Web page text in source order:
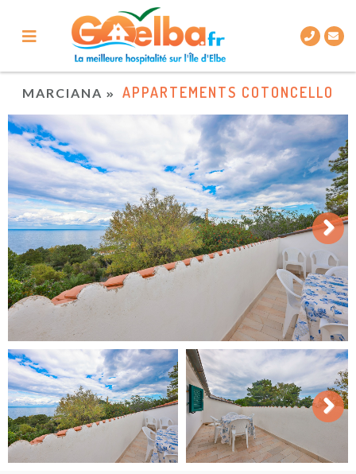
MARCIANA APPARTEMENTS COTONCELLO
Next